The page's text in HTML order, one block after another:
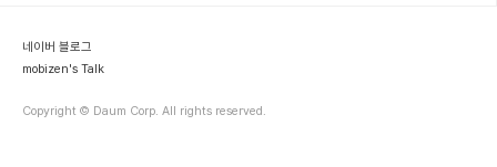
네이버 블로그
mobizen's Talk
Copyright © Daum Corp. All rights reserved.